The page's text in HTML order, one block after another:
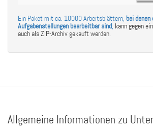
Ein Paket mit ca. 10000 Arbeitsblättern, bei denen
Aufgabenstellungen bearbeitbar sind, kann gegen
auch als ZIP-Archiv gekauft werden.
Allgemeine Informationen zu